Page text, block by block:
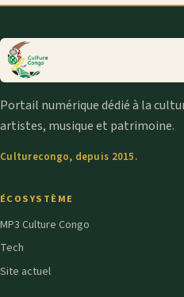
Portail numérique dédié à la
artistes, musique et patrimoine.
Culturecongo, depuis 2015.
ÉCOSYSTÈME
MP3 Culture Congo
Tech
Site actuel